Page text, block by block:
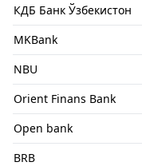
КДБ Банк Ўзбекистон
MKBank
NBU
Orient Finans Bank
Open bank
BRB